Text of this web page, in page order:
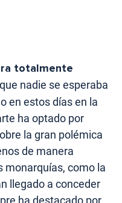
totalmente
nadie se esperaba
en estos días en la
ha optado por
la gran polémica
de manera
monarquías, como la
llegado a conceder
ha destacado por